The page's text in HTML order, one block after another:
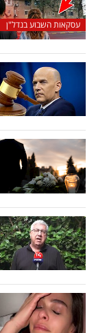
עסקאות השבוע בנדל"ן